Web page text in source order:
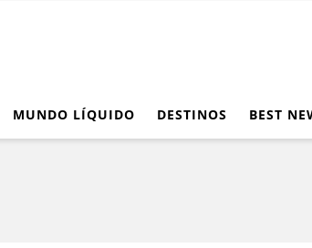
MUNDO LÍQUIDO DESTINOS BEST